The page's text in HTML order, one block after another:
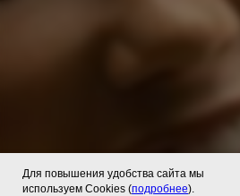
Для повышения удобства сайта мы
используем Cookies (подробнее).